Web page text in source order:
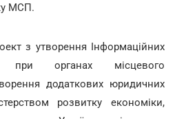
МСП.
з утворення Інформаційних
при органах місцевого
додаткових юридичних
розвитку економіки,